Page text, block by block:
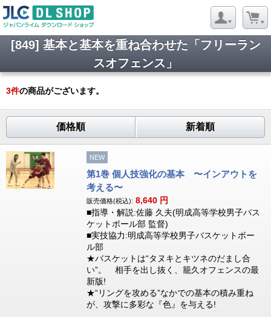
[849] 基本と基本を重ね合わせた「フリーラン
スオフェンス」
3件の商品がございます。
価格順 新着順
NEW
第1巻 個人技強化の基本 〜インアウトを
考える〜
販売価格(税込): 8,640 円
■指導・解説:佐藤 久夫(明成高等学校男子バス
ケットボール部 監督)
■実技協力:明成高等学校男子バスケットボー
ル部
★バスケットは“タヌキとキツネのだまし合
い”。 相手を出し抜く、籠久オフェンスの最
新版!
★“リングを攻める”なかでの基本の積み重ね
が、攻撃に多彩な『色』を与える!